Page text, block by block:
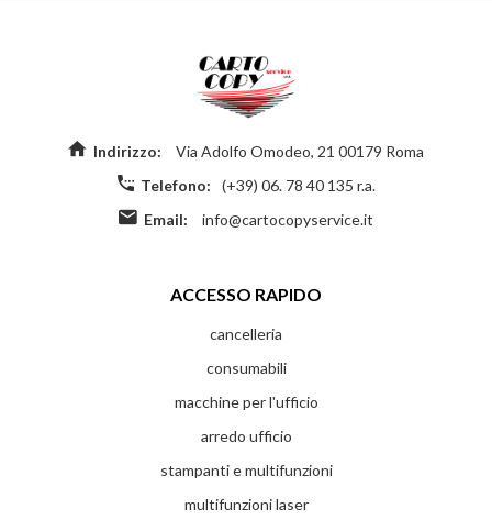
Indirizzo:
Via Adolfo Omodeo, 21 00179 Roma
Telefono:
(+39) 06. 78 40 135 r.a.
Email:
info@cartocopyservice.it
ACCESSO RAPIDO
cancelleria
consumabili
macchine per l'ufficio
arredo ufficio
stampanti e multifunzioni
multifunzioni laser